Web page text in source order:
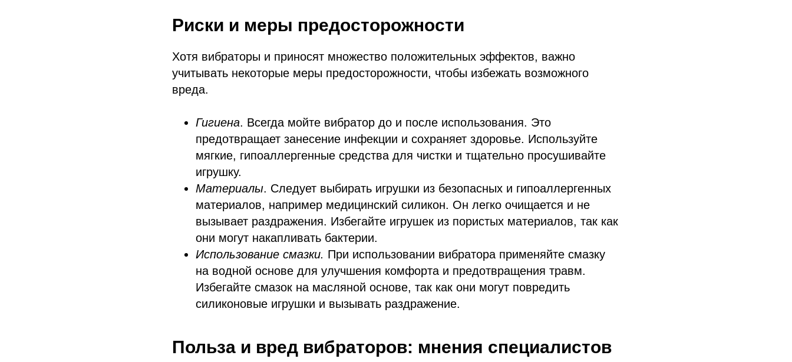
Риски и меры предосторожности
Хотя вибраторы и приносят множество положительных эффектов, важно
учитывать некоторые меры предосторожности, чтобы избежать возможного
вреда.
Гигиена. Всегда мойте вибратор до и после использования. Это
предотвращает занесение инфекции и сохраняет здоровье. Используйте
мягкие, гипоаллергенные средства для чистки и тщательно просушивайте
игрушку.
Материалы. Следует выбирать игрушки из безопасных и гипоаллергенных
материалов, например медицинский силикон. Он легко очищается и не
вызывает раздражения. Избегайте игрушек из пористых материалов, так как
они могут накапливать бактерии.
Использование смазки. При использовании вибратора применяйте смазку
на водной основе для улучшения комфорта и предотвращения травм.
Избегайте смазок на масляной основе, так как они могут повредить
силиконовые игрушки и вызывать раздражение.
Польза и вред вибраторов: мнения специалистов